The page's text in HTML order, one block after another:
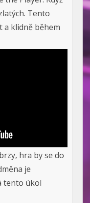
Tento
a klidně během
hra by se do
je
tento úkol